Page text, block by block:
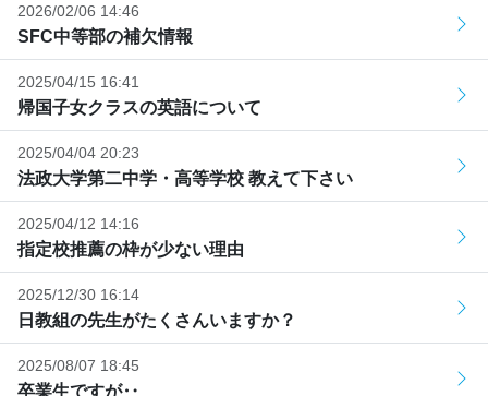
2026/02/06 14:46
SFC中等部の補欠情報
2025/04/15 16:41
帰国子女クラスの英語について
2025/04/04 20:23
法政大学第二中学・高等学校 教えて下さい
2025/04/12 14:16
指定校推薦の枠が少ない理由
2025/12/30 16:14
日教組の先生がたくさんいますか？
2025/08/07 18:45
卒業生ですが‥